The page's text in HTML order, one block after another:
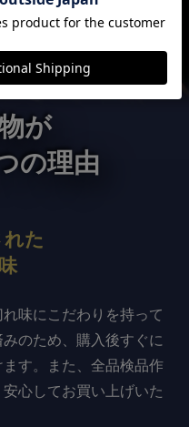
が
の理由
た
味にこだわりを持って
のため、購入後すぐに
す。また、全品検品作
心してお買い上げいた